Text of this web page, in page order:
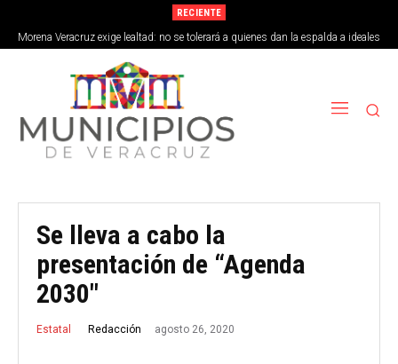
RECIENTE
Morena Veracruz exige lealtad: no se tolerará a quienes dan la espalda a ideales
de la 4T
Se lleva a cabo la
presentación de “Agenda
2030″
Estatal Redacción agosto 26, 2020